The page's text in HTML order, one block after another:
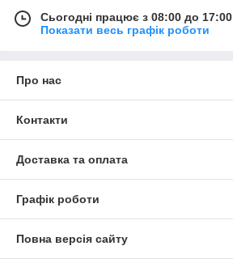
Сьогодні працює з 08:00 до 17:00
Показати весь графік роботи
Про нас
Контакти
Доставка та оплата
Графік роботи
Повна версія сайту